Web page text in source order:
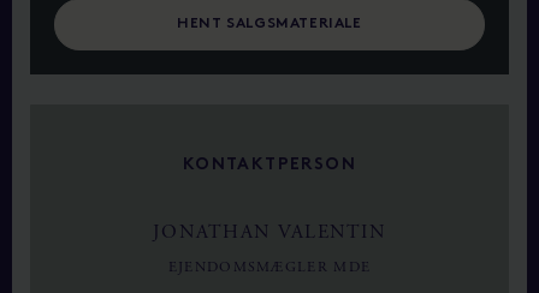
HENT SALGSMATERIALE
KONTAKTPERSON
JONATHAN VALENTIN
EJENDOMSMÆGLER MDE